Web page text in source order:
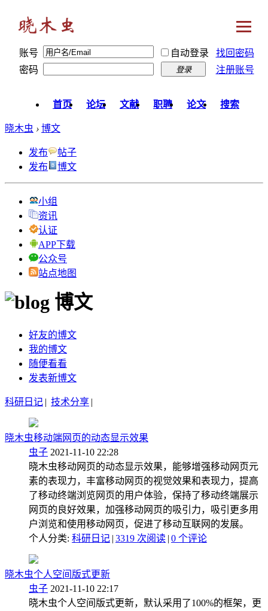
账号 自动登录
找回密码
密码
登录 注册账号
首页 论坛 文献 职聘 论文 搜索
晓木虫 › 博文
发布
帖子
发布
博文
小组
资讯
认证
APP下载
公众号
站点地图
博文
好友的博文
我的博文
随便看看
发表新博文
科研日记 | 技术分享 |
晓木虫移动端网页的动态显示效果
虫子 2021-11-10 22:28
晓木虫移动网页的动态显示效果，能够增强移动网页元
素的表现力，丰富移动网页的视觉效果和表现力，提高
了移动终端浏览网页的用户体验，保持了移动终端展示
网页的良好效果，加强移动网页的吸引力，吸引更多用
户浏览和使用移动网页，促进了移动互联网的发展。
个人分类: 科研日记 | 3319 次阅读 | 0 个评论
晓木虫个人空间版式更新
虫子 2021-11-10 22:17
晓木虫个人空间版式更新，默认采用了100%的框架，更